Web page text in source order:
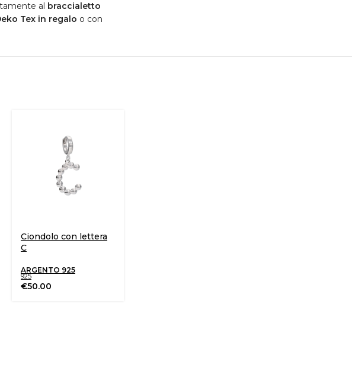
al braccialetto
Tex in regalo o con
Ciondolo con lettera
C
ARGENTO 925
925
€50.00